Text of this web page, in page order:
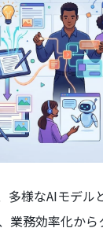
多様なAIモデル
業務効率化か